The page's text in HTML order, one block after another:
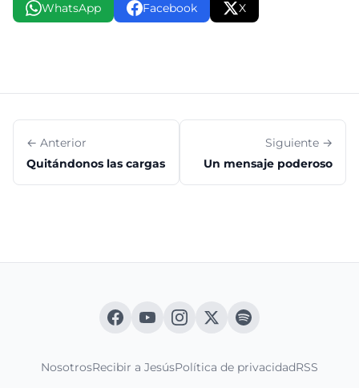
WhatsApp Facebook X
← Anterior
Quitándonos las cargas
Siguiente →
Un mensaje poderoso
NosotrosRecibir a JesúsPolítica de privacidadRSS